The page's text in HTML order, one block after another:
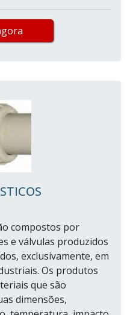
compostos por
e válvulas produzidos
exclusivamente, em
Os produtos
que são
dimensões,